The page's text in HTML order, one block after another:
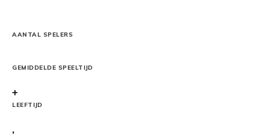
AANTAL SPELERS
GEMIDDELDE SPEELTIJD
+
LEEFTIJD
,